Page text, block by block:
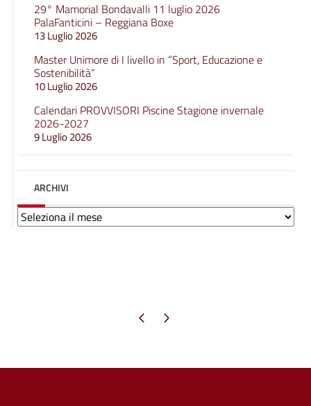
29° Mamorial Bondavalli 11 luglio 2026
PalaFanticini – Reggiana Boxe
13 Luglio 2026
Master Unimore di I livello in “Sport, Educazione e
Sostenibilità”
10 Luglio 2026
Calendari PROVVISORI Piscine Stagione invernale
2026-2027
9 Luglio 2026
ARCHIVI
Archivi
Pagina precedente
Pagina successiva